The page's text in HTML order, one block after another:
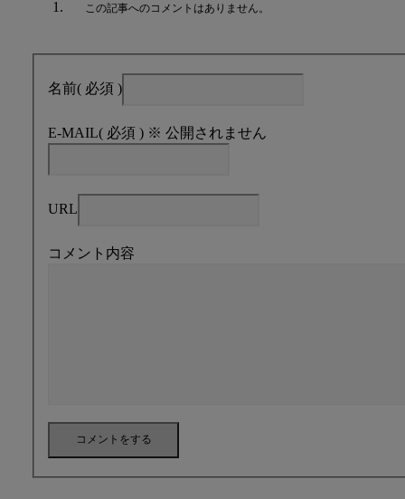
この記事へのコメントはありません。
名前( 必須 )
E-MAIL( 必須 ) ※ 公開されません
URL
コメント内容